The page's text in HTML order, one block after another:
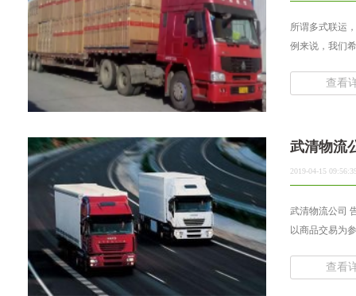
所谓多式联运
例来说，我们
查看
武清物流
2019-04-15
武清物流公司
以商品交易为
查看